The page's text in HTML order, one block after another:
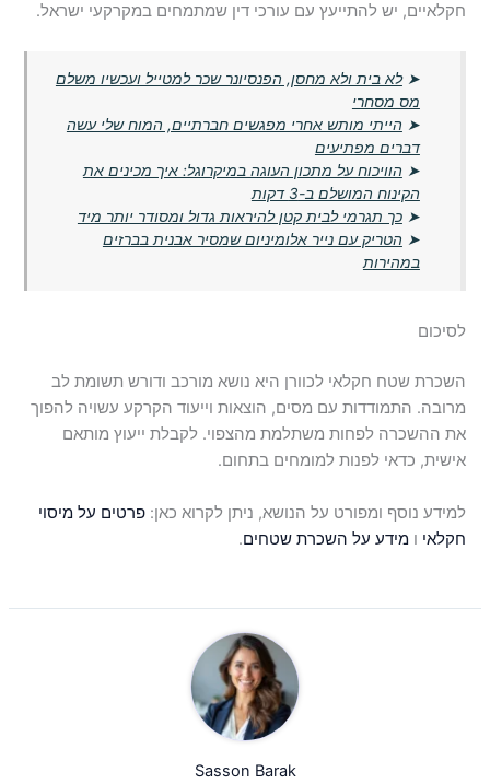
חקלאיים, יש להתייעץ עם עורכי דין שמתמחים במקרקעי ישראל.
➤לא בית ולא מחסן, הפנסיונר שכר למטייל ועכשיו משלם
מס מסחרי
➤ הייתי מותש אחרי מפגשים חברתיים, המוח שלי עשה
דברים מפתיעים
➤ הוויכוח על מתכון העוגה במיקרוגל: איך מכינים את
הקינוח המושלם ב-3 דקות
➤כך תגרמי לבית קטן להיראות גדול ומסודר יותר מיד
➤ הטריק עם נייר אלומיניום שמסיר אבנית בברזים
במהירות
לסיכום
השכרת שטח חקלאי לכוורן היא נושא מורכב ודורש תשומת לב
מרובה. התמודדות עם מסים, הוצאות וייעוד הקרקע עשויה להפוך
את ההשכרה לפחות משתלמת מהצפוי. לקבלת ייעוץ מותאם
אישית, כדאי לפנות למומחים בתחום.
למידע נוסף ומפורט על הנושא, ניתן לקרוא כאן:פרטים על מיסוי
חקלאי ומידע על השכרת שטחים.
Sasson Barak